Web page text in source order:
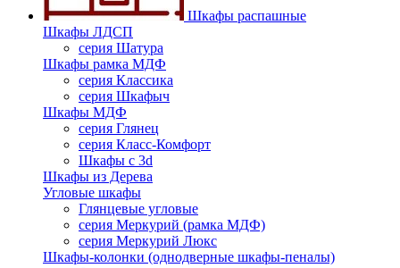
Шкафы распашные
Шкафы ЛДСП
серия Шатура
Шкафы рамка МДФ
серия Классика
серия Шкафыч
Шкафы МДФ
серия Глянец
серия Класс-Комфорт
Шкафы с 3d
Шкафы из Дерева
Угловые шкафы
Глянцевые угловые
серия Меркурий (рамка МДФ)
серия Меркурий Люкс
Шкафы-колонки (однодверные шкафы-пеналы)